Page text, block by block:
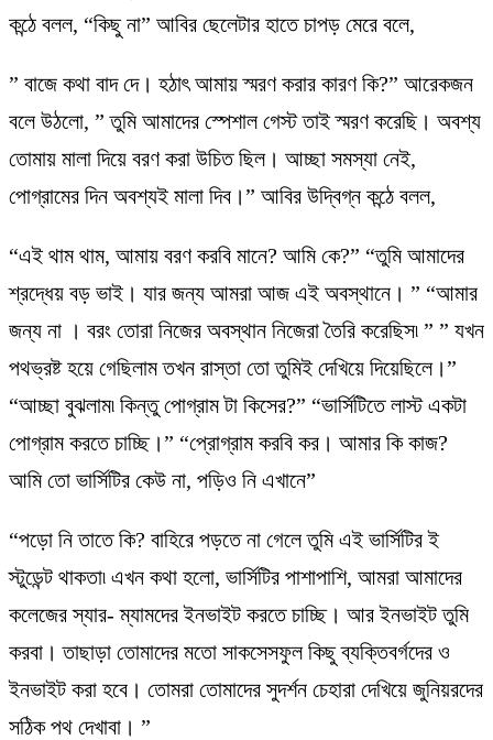
কন্ঠে বলল, “কিছু না” আবির ছেলেটার হাতে চাপড় মেরে বলে,
” বাজে কথা বাদ দে। হঠাৎ আমায় স্মরণ করার কারণ কি?” আরেকজন
বলে উঠলো, ” তুমি আমাদের স্পেশাল গেস্ট তাই স্মরণ করেছি। অবশ্য
তোমায় মালা দিয়ে বরণ করা উচিত ছিল। আচ্ছা সমস্যা নেই,
পোগ্রামের দিন অবশ্যই মালা দিব।” আবির উদ্বিগ্ন কন্ঠে বলল,
“এই থাম থাম, আমায় বরণ করবি মানে? আমি কে?” “তুমি আমাদের
শ্রদ্ধেয় বড় ভাই। যার জন্য আমরা আজ এই অবস্থানে। ” “আমার
জন্য না । বরং তোরা নিজের অবস্থান নিজেরা তৈরি করেছিস৷ ” ” যখন
পথভ্রষ্ট হয়ে গেছিলাম তখন রাস্তা তো তুমিই দেখিয়ে দিয়েছিলে।”
“আচ্ছা বুঝলাম৷ কিন্তু পোগ্রাম টা কিসের?” “ভার্সিটিতে লাস্ট একটা
পোগ্রাম করতে চাচ্ছি।” “প্রোগ্রাম করবি কর। আমার কি কাজ?
আমি তো ভার্সিটির কেউ না, পড়িও নি এখানে”
“পড়ো নি তাতে কি? বাহিরে পড়তে না গেলে তুমি এই ভার্সিটির ই
স্টুডেন্ট থাকতা৷ এখন কথা হলো, ভার্সিটির পাশাপাশি, আমরা আমাদের
কলেজের স্যার- ম্যামদের ইনভাইট করতে চাচ্ছি। আর ইনভাইট তুমি
করবা। তাছাড়া তোমাদের মতো সাকসেসফুল কিছু ব্যক্তিবর্গদের ও
ইনভাইট করা হবে। তোমরা তোমাদের সুদর্শন চেহারা দেখিয়ে জুনিয়রদের
সঠিক পথ দেখাবা। ”